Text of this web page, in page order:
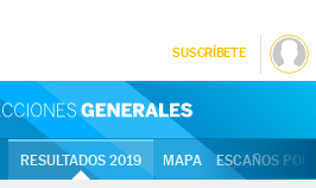
SUSCRÍBETE
RESULTADOS 2019 MAPA ESCAÑOS